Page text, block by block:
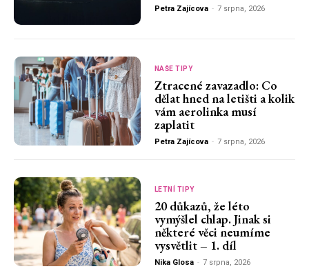
Petra Zajícova - 7 srpna, 2026
NAŠE TIPY
Ztracené zavazadlo: Co
dělat hned na letišti a kolik
vám aerolinka musí
zaplatit
Petra Zajícova - 7 srpna, 2026
LETNÍ TIPY
20 důkazů, že léto
vymýšlel chlap. Jinak si
některé věci neumíme
vysvětlit – 1. díl
Nika Glosa - 7 srpna, 2026